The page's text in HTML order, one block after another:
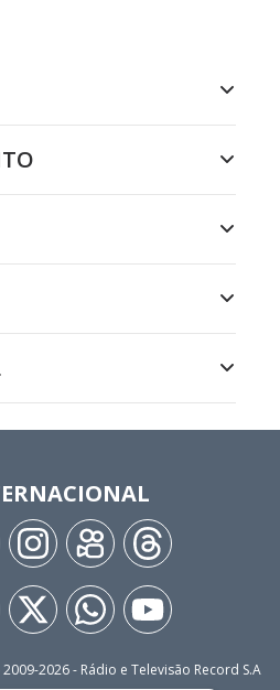
2026- Rádio e Televisão Record S.A